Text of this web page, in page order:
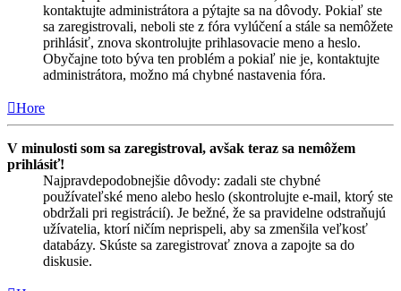
kontaktujte administrátora a pýtajte sa na dôvody. Pokiaľ ste
sa zaregistrovali, neboli ste z fóra vylúčení a stále sa nemôžete
prihlásiť, znova skontrolujte prihlasovacie meno a heslo.
Obyčajne toto býva ten problém a pokiaľ nie je, kontaktujte
administrátora, možno má chybné nastavenia fóra.
Hore
V minulosti som sa zaregistroval, avšak teraz sa nemôžem
prihlásiť!
Najpravdepodobnejšie dôvody: zadali ste chybné
používateľské meno alebo heslo (skontrolujte e-mail, ktorý ste
obdržali pri registrácií). Je bežné, že sa pravidelne odstraňujú
užívatelia, ktorí ničím neprispeli, aby sa zmenšila veľkosť
databázy. Skúste sa zaregistrovať znova a zapojte sa do
diskusie.